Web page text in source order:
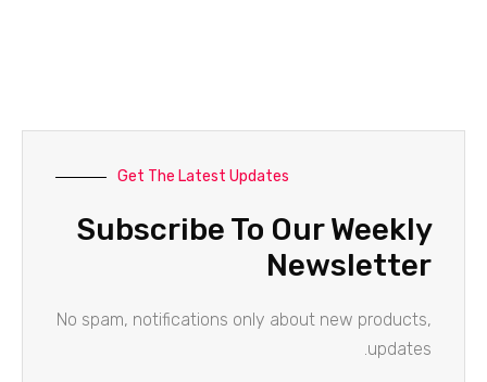
Get The Latest Updates
Subscribe To Our Weekly
Newsletter
No spam, notifications only about new products,
updates.